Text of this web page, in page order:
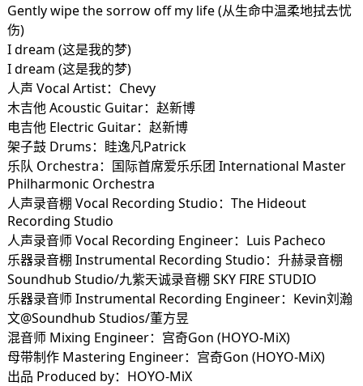
Gently wipe the sorrow off my life (从生命中温柔地拭去忧
伤)
I dream (这是我的梦)
I dream (这是我的梦)
人声 Vocal Artist：Chevy
木吉他 Acoustic Guitar：赵新博
电吉他 Electric Guitar：赵新博
架子鼓 Drums：眭逸凡Patrick
乐队 Orchestra：国际首席爱乐乐团 International Master
Philharmonic Orchestra
人声录音棚 Vocal Recording Studio：The Hideout
Recording Studio
人声录音师 Vocal Recording Engineer：Luis Pacheco
乐器录音棚 Instrumental Recording Studio：升赫录音棚
Soundhub Studio/九紫天诚录音棚 SKY FIRE STUDIO
乐器录音师 Instrumental Recording Engineer：Kevin刘瀚
文@Soundhub Studios/董方昱
混音师 Mixing Engineer：宫奇Gon (HOYO-MiX)
母带制作 Mastering Engineer：宫奇Gon (HOYO-MiX)
出品 Produced by：HOYO-MiX